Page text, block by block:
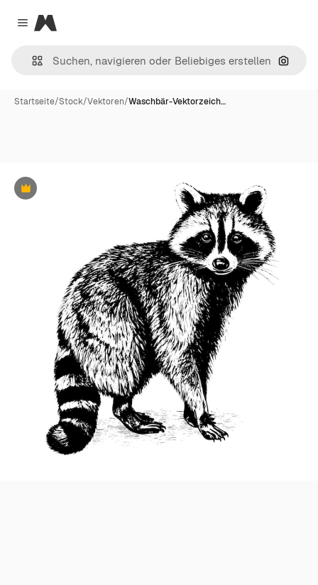
Close menu
Magnific
Nach
Startseite/Stock/Vektoren/Waschbär-Vektorzeich…
Premium